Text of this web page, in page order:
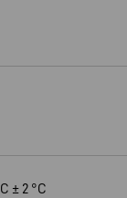
± 2 °C